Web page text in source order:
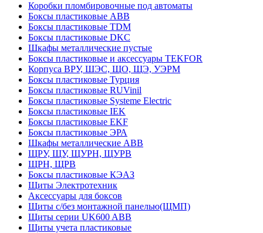
Коробки пломбировочные под автоматы
Боксы пластиковые ABB
Боксы пластиковые TDM
Боксы пластиковые DKC
Шкафы металлические пустые
Боксы пластиковые и аксессуары TEKFOR
Корпуса ВРУ, ШЭС, ЩО, ЩЭ, УЭРМ
Боксы пластиковые Турция
Боксы пластиковые RUVinil
Боксы пластиковые Systeme Electric
Боксы пластиковые IEK
Боксы пластиковые EKF
Боксы пластиковые ЭРА
Шкафы металлические ABB
ЩРУ, ЩУ, ЩУРН, ЩУРВ
ЩРН, ЩРВ
Боксы пластиковые КЭАЗ
Щиты Электротехник
Аксессуары для боксов
Щиты с/без монтажной панелью(ЩМП)
Щиты серии UK600 ABB
Щиты учета пластиковые